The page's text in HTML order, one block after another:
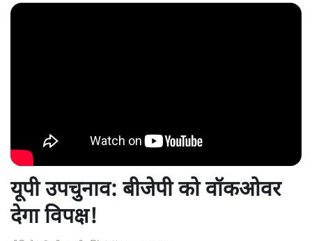
यूपी उपचुनाव: बीजेपी को वॉकओवर
देगा विपक्ष!